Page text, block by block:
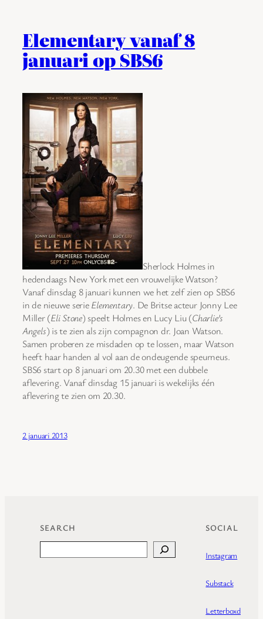
Elementary vanaf 8
januari op SBS6
Sherlock Holmes in
hedendaags New York met een vrouwelijke Watson?
Vanaf dinsdag 8 januari kunnen we het zelf zien op SBS6
in de nieuwe serieElementary. De Britse acteur Jonny Lee
Miller (Eli Stone) speelt Holmes en Lucy Liu (Charlie’s
Angels) is te zien als zijn compagnon dr. Joan Watson.
Samen proberen ze misdaden op te lossen, maar Watson
heeft haar handen al vol aan de ondeugende speurneus.
SBS6 start op 8 januari om 20.30 met een dubbele
aflevering. Vanaf dinsdag 15 januari is wekelijks één
aflevering te zien om 20.30.
2 januari 2013
SEARCH SOCIAL
Instagram
Substack
Letterboxd